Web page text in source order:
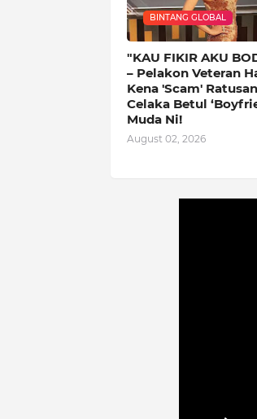
BINTANG GLOBAL
"KAU FIKIR AKU
– Pelakon Veteran
Kena 'Scam'
Celaka Betul
Muda Ni!
August 02, 2026